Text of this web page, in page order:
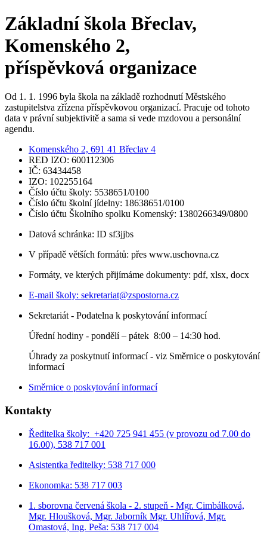
Základní škola Břeclav,
Komenského 2,
příspěvková organizace
Od 1. 1. 1996 byla škola na základě rozhodnutí Městského
zastupitelstva zřízena příspěvkovou organizací. Pracuje od tohoto
data v právní subjektivitě a sama si vede mzdovou a personální
agendu.
Komenského 2, 691 41 Břeclav 4
RED IZO: 600112306
IČ: 63434458
IZO: 102255164
Číslo účtu školy: 5538651/0100
Číslo účtu školní jídelny: 18638651/0100
Číslo účtu Školního spolku Komenský: 1380266349/0800
Datová schránka: ID sf3jjbs
V případě větších formátů: přes www.uschovna.cz
Formáty, ve kterých přijímáme dokumenty: pdf, xlsx, docx
E-mail školy: sekretariat@zspostorna.cz
Sekretariát - Podatelna k poskytování informací
Úřední hodiny - pondělí – pátek 8:00 – 14:30 hod.
Úhrady za poskytnutí informací - viz Směrnice o poskytování
informací
Směrnice o poskytování informací
Kontakty
Ředitelka školy: +420 725 941 455 (v provozu od 7.00 do
16.00), 538 717 001
Asistentka ředitelky: 538 717 000
Ekonomka: 538 717 003
1. sborovna červená škola - 2. stupeň - Mgr. Cimbálková,
Mgr. Hloušková, Mgr. Jaborník Mgr. Uhlířová, Mgr.
Omastová, Ing. Peša: 538 717 004